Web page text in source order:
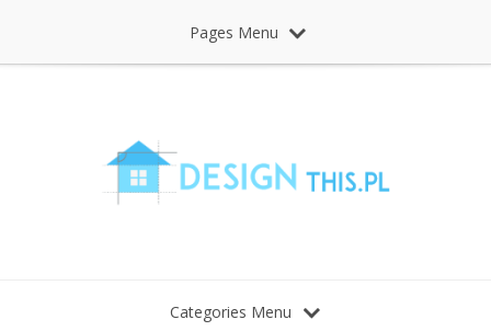
Pages Menu
Categories Menu